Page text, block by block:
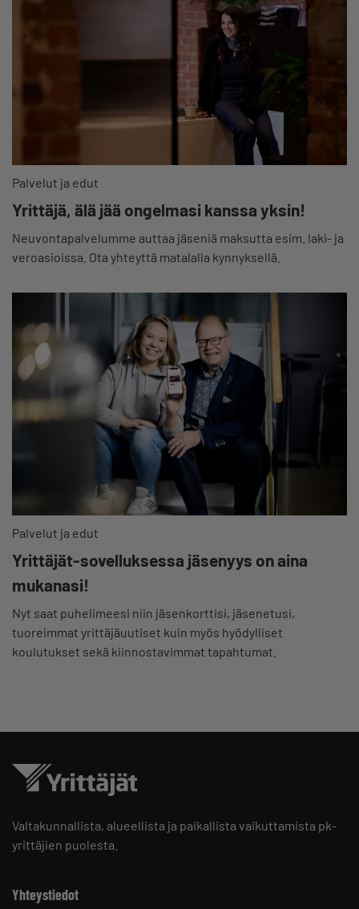
Palvelut ja edut
Yrittäjä, älä jää ongelmasi kanssa yksin!
Neuvontapalvelumme auttaa jäseniä maksutta esim. laki- ja
veroasioissa. Ota yhteyttä matalalla kynnyksellä.
Palvelut ja edut
Yrittäjät-sovelluksessa jäsenyys on aina
mukanasi!
Nyt saat puhelimeesi niin jäsenkorttisi, jäsenetusi,
tuoreimmat yrittäjäuutiset kuin myös hyödylliset
koulutukset sekä kiinnostavimmat tapahtumat.
Valtakunnallista, alueellista ja paikallista vaikuttamista pk-
yrittäjien puolesta.
Yhteystiedot